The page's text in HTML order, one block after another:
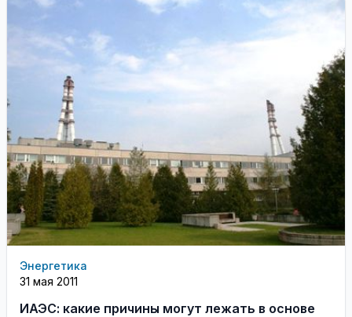
Энергетика
31 мая 2011
ИАЭС: какие причины могут лежать в основе